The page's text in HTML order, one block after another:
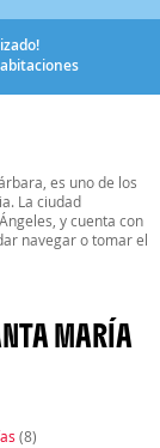
es uno de los
La ciudad
y cuenta con
navegar o tomar el
MARÍA
(8)